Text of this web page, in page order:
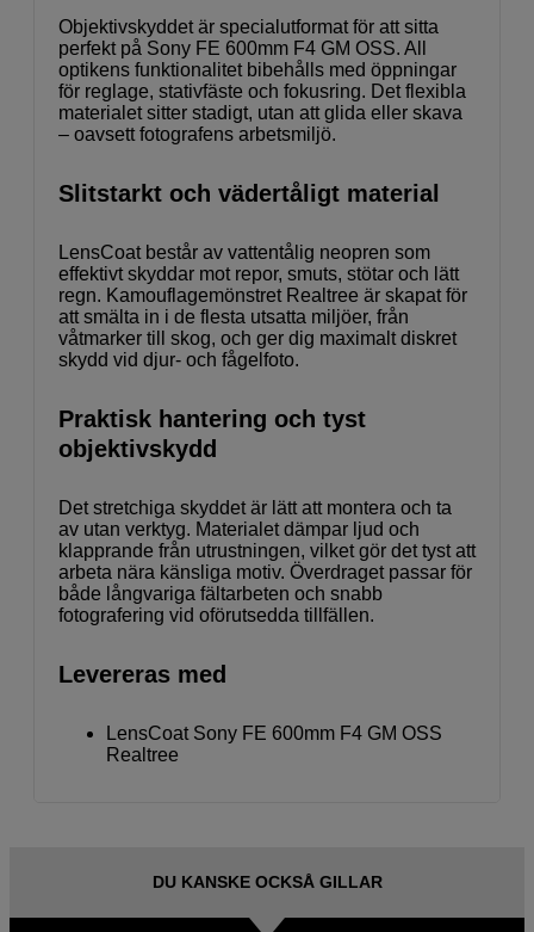
Objektivskyddet är specialutformat för att sitta
perfekt på Sony FE 600mm F4 GM OSS. All
optikens funktionalitet bibehålls med öppningar
för reglage, stativfäste och fokusring. Det flexibla
materialet sitter stadigt, utan att glida eller skava
– oavsett fotografens arbetsmiljö.
Slitstarkt och vädertåligt material
LensCoat består av vattentålig neopren som
effektivt skyddar mot repor, smuts, stötar och lätt
regn. Kamouflagemönstret Realtree är skapat för
att smälta in i de flesta utsatta miljöer, från
våtmarker till skog, och ger dig maximalt diskret
skydd vid djur- och fågelfoto.
Praktisk hantering och tyst
objektivskydd
Det stretchiga skyddet är lätt att montera och ta
av utan verktyg. Materialet dämpar ljud och
klapprande från utrustningen, vilket gör det tyst att
arbeta nära känsliga motiv. Överdraget passar för
både långvariga fältarbeten och snabb
fotografering vid oförutsedda tillfällen.
Levereras med
LensCoat Sony FE 600mm F4 GM OSS
Realtree
DU KANSKE OCKSÅ GILLAR